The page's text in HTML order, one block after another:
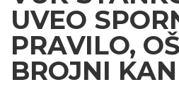
UVEO
PRAVILO,
BROJNI